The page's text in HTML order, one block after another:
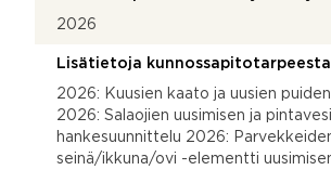
2026
Lisätietoja
2026: Kuusien kaato ja uusien
2026: Salaojien uusimisen ja
hankesuunnittelu 2026:
seinä/ikkuna/ovi -elementti